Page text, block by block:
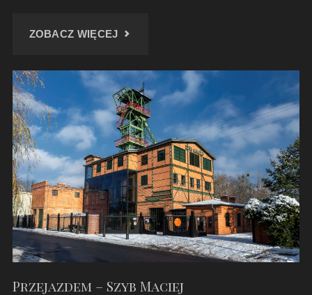
ZOBACZ WIĘCEJ"KOŚCIÓŁ
ŚW
BARTŁOMIEJA
(STARY)
–
XI
2023"
Przejazdem – Szyb Maciej